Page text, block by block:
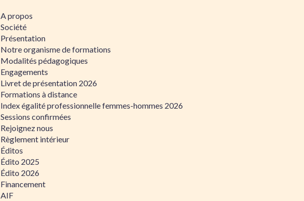
A propos
Société
Présentation
Notre organisme de formations
Modalités pédagogiques
Engagements
Livret de présentation 2026
Formations à distance
Index égalité professionnelle femmes-hommes 2026
Sessions confirmées
Rejoignez nous
Règlement intérieur
Éditos
Édito 2025
Édito 2026
Financement
AIF